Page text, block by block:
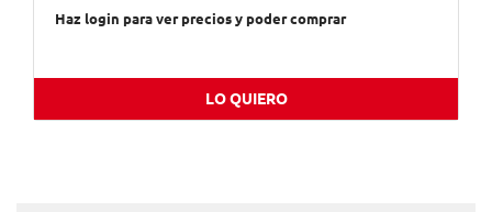
Haz login para ver precios y poder comprar
LO QUIERO